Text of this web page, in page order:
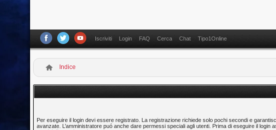
Iscriviti Login FAQ Cerca Chat Tipo1Online
Indice
Per eseguire il login devi essere registrato. La registrazione richiede solo pochi secondi e
avanzate. L’amministratore puó anche dare permessi speciali agli utenti. Prima di eseguire il login